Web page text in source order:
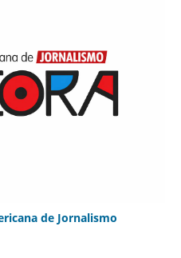
de Jornalismo